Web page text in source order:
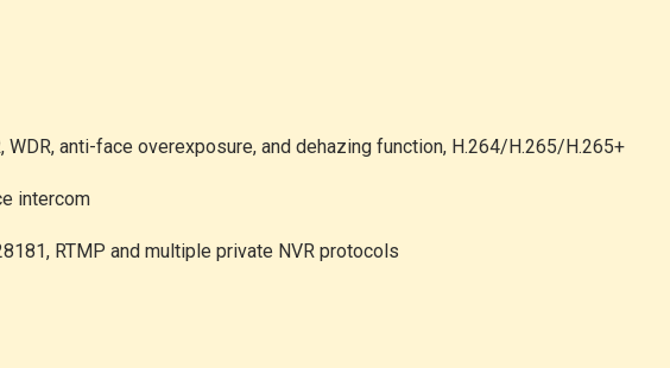
anti-face overexposure, and dehazing function, H.264/H.265/H.265+
intercom
RTMP and multiple private NVR protocols